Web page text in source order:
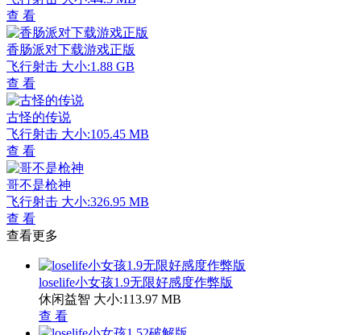
查 看
香肠派对下载游戏正版
飞行射击 大小:1.88 GB
查 看
古怪的传说
飞行射击 大小:105.45 MB
查 看
哥不是枪神
飞行射击 大小:326.95 MB
查 看
查看更多
loselife小女孩1.9无限好感度作弊版
休闲益智 大小:113.97 MB
查 看